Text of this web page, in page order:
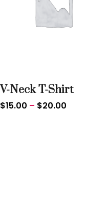
V-Neck T-Shirt
$15.00 – $20.00